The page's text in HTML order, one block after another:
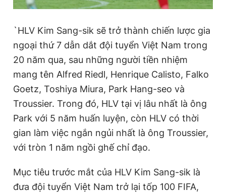
`HLV Kim Sang-sik sẽ trở thành chiến lược gia
ngoại thứ 7 dẫn dắt đội tuyển Việt Nam trong
20 năm qua, sau những người tiền nhiệm
mang tên Alfred Riedl, Henrique Calisto, Falko
Goetz, Toshiya Miura, Park Hang-seo và
Troussier. Trong đó, HLV tại vị lâu nhất là ông
Park với 5 năm huấn luyện, còn HLV có thời
gian làm việc ngắn ngủi nhất là ông Troussier,
với tròn 1 năm ngồi ghế chỉ đạo.
Mục tiêu trước mắt của HLV Kim Sang-sik là
đưa đội tuyển Việt Nam trở lại tốp 100 FIFA,